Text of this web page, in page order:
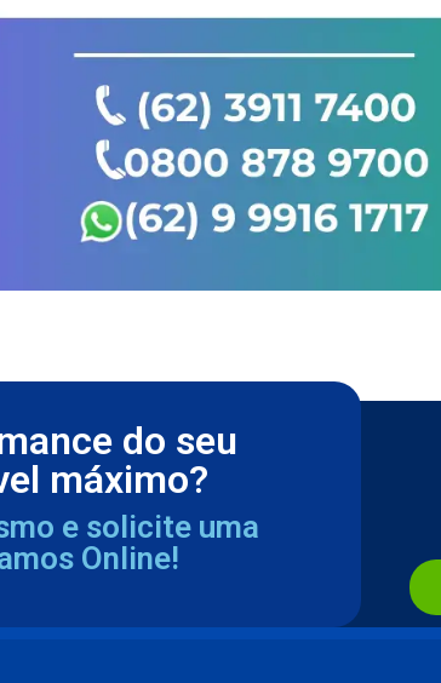
do seu
máximo?
e solicite uma
Online!